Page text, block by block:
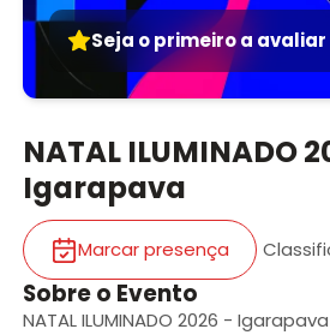
Seja o primeiro a avaliar
NATAL ILUMINADO
Igarapava
Marcar presença
Sobre o Evento
NATAL ILUMINADO 2026 - Igarapava